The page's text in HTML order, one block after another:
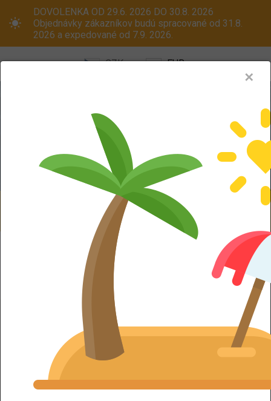
DOVOLENKA OD 29.6. 2026 DO 30.8. 2026
Objednávky zákazníkov budú spracované od 31.8.
2026 a expedované od 7.9. 2026.
CZK EUR
Menu
Oceľové disky ALU kola
Dodáváme aj na Slovensko! Platcom
DPH dodáme tovar bez DPH.
Prihlásenie
Pre nakupovanie v našom e-shope nie je potrebné mať
✕